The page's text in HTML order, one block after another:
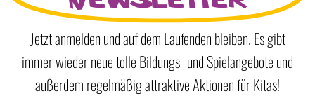
Jetzt anmelden und auf dem Laufenden bleiben. Es gibt
immer wieder neue tolle Bildungs- und Spielangebote und
außerdem regelmäßig attraktive Aktionen für Kitas!